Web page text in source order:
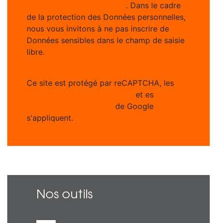
. Dans le cadre
de la protection des Données personnelles,
nous vous invitons à ne pas inscrire de
Données sensibles dans le champ de saisie
libre.
Ce site est protégé par reCAPTCHA, les
et es
de Google
s'appliquent.
Nos outils